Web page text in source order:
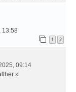
13:58
1 2
09:14
»